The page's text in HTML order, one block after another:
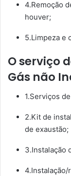
4.Remoção
houver;
5.Limpeza e
O serviço
Gás não
1.Serviços
2.Kit de
de exaustão;
3.Instalação
4.Instalação/